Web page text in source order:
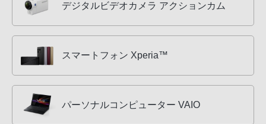
デジタルビデオカメラ アクションカム
スマートフォン Xperia™
パーソナルコンピューター VAIO